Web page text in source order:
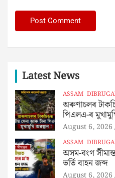
Latest News
ASSAM
অৰুণাচলৰ
পিএলএ-ৰ
August 6, 2026
ASSAM
অসম-বংগ
ভৰ্তি বাহন জব্দ
August 6, 2026